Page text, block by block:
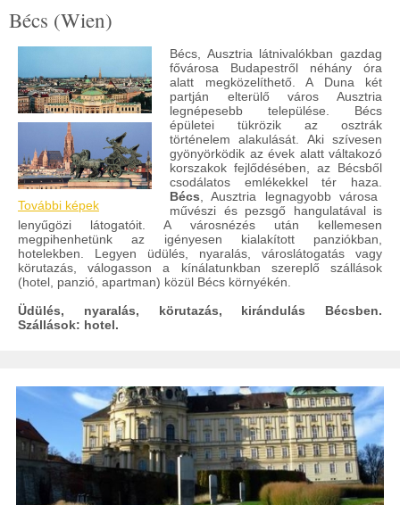
Bécs (Wien)
További képek
Bécs, Ausztria látnivalókban gazdag
fővárosa Budapestről néhány óra
alatt megközelíthető. A Duna két
partján elterülő város Ausztria
legnépesebb települése. Bécs
épületei tükrözik az osztrák
történelem alakulását. Aki szívesen
gyönyörködik az évek alatt váltakozó
korszakok fejlődésében, az Bécsből
csodálatos emlékekkel tér haza.
Bécs , Ausztria legnagyobb városa
művészi és pezsgő hangulatával is
lenyűgözi látogatóit. A városnézés után kellemesen
megpihenhetünk az igényesen kialakított panziókban,
hotelekben. Legyen üdülés, nyaralás, városlátogatás vagy
körutazás, válogasson a kínálatunkban szereplő szállások
(hotel, panzió, apartman) közül Bécs környékén.
Üdülés, nyaralás, körutazás, kirándulás Bécsben.
Szállások: hotel.